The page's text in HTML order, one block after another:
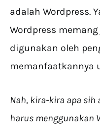
adalah Wordpress.
Wordpress
digunakan oleh
memanfaatkannya
Nah, kira-kira apa
harus menggunakan